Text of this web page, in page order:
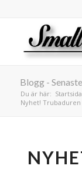
Blogg -
Du är här: Startsida
Nyhet!